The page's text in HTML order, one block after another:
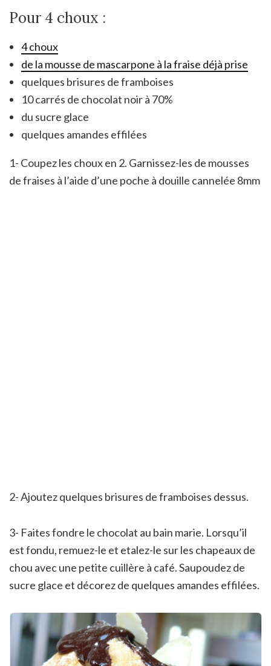
Pour 4 choux :
4 choux
de la mousse de mascarpone à la fraise déjà prise
quelques brisures de framboises
10 carrés de chocolat noir à 70%
du sucre glace
quelques amandes effilées
1- Coupez les choux en 2. Garnissez-les de mousses
de fraises à l’aide d’une poche à douille cannelée 8mm
2- Ajoutez quelques brisures de framboises dessus.
3- Faites fondre le chocolat au bain marie. Lorsqu’il
est fondu, remuez-le et etalez-le sur les chapeaux de
chou avec une petite cuillère à café. Saupoudez de
sucre glace et décorez de quelques amandes effilées.